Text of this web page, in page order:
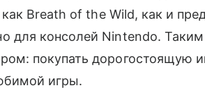
как Breath of the Wild, как и
для консолей Nintendo.
покупать дорогостоящую
игры.